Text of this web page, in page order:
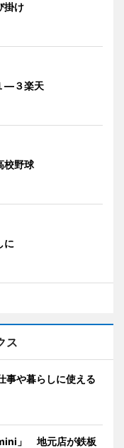
掛け
―３楽天
校野球
に
ス
や暮らしに使える
」 地元店が鉄板